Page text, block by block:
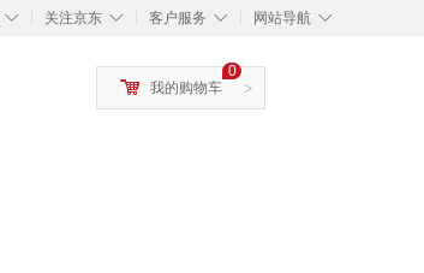
◇ ◇
关注京东 ◇
客户服务 ◇
网站导航
>
0
我的购物车